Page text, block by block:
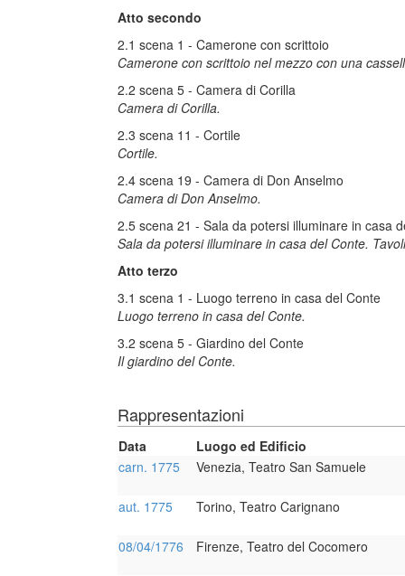
Atto secondo
2.1 scena 1 - Camerone con scrittoio
Camerone con scrittoio nel mezzo con una
2.2 scena 5 - Camera di Corilla
Camera di Corilla.
2.3 scena 11 - Cortile
Cortile.
2.4 scena 19 - Camera di Don Anselmo
Camera di Don Anselmo.
2.5 scena 21 - Sala da potersi illuminare in casa
Sala da potersi illuminare in casa del Conte.
Atto terzo
3.1 scena 1 - Luogo terreno in casa del Conte
Luogo terreno in casa del Conte.
3.2 scena 5 - Giardino del Conte
Il giardino del Conte.
Rappresentazioni
Data
Luogo ed Edificio
carn. 1775
Venezia, Teatro San Samuele
aut. 1775 Torino, Teatro Carignano
08/04/1776 Firenze, Teatro del Cocomero